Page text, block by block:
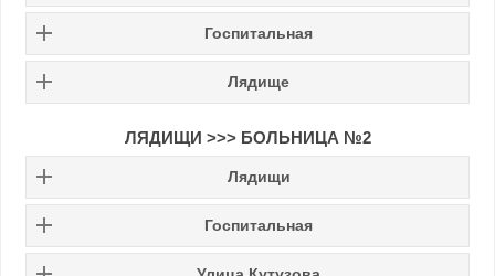
Госпитальная
Лядище
ЛЯДИЩИ >>> БОЛЬНИЦА №2
Лядищи
Госпитальная